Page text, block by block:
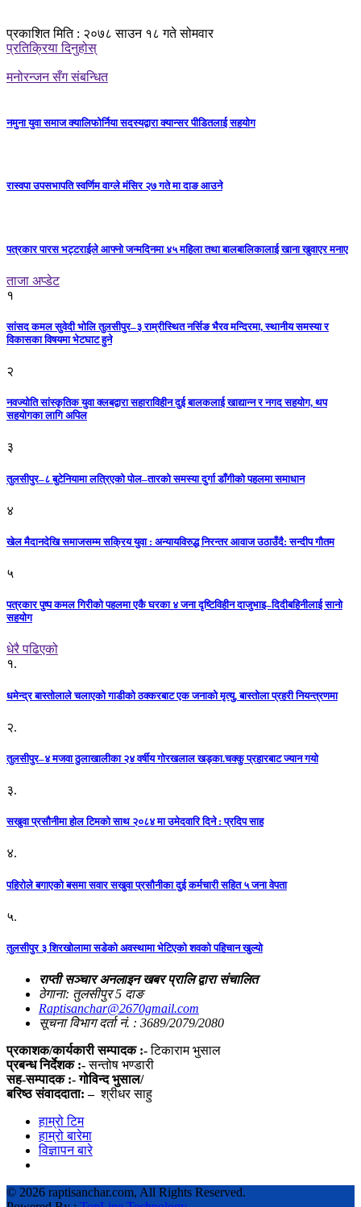
प्रकाशित मिति : २०७८ साउन १८ गते सोमवार
प्रतिक्रिया दिनुहोस्
मनोरन्जन सँग संबन्धित
नमुना युवा समाज क्यालिफोर्निया सदस्यद्वारा क्यान्सर पीडितलाई सहयोग
रास्वपा उपसभापति स्वर्णिम वाग्ले मंसिर २७ गते मा दाङ आउने
पत्रकार पारस भट्टराईले आफ्नो जन्मदिनमा ४५ महिला तथा बालबालिकालाई खाना खुवाएर मनाए
ताजा अप्डेट
१
सांसद कमल सुवेदी भोलि तुलसीपुर–३ राम्रीस्थित नर्सिङ भैरव मन्दिरमा, स्थानीय समस्या र
विकासका विषयमा भेटघाट हुने
२
नवज्योति सांस्कृतिक युवा क्लबद्वारा सहाराविहीन दुई बालकलाई खाद्यान्न र नगद सहयोग, थप
सहयोगका लागि अपिल
३
तुलसीपुर–८ बुटेनियामा लत्रिएको पोल–तारको समस्या दुर्गा डाँगीको पहलमा समाधान
४
खेल मैदानदेखि समाजसम्म सक्रिय युवा : अन्यायविरुद्ध निरन्तर आवाज उठाउँदै: सन्दीप गौतम
५
पत्रकार पुष्प कमल गिरीको पहलमा एकै घरका ४ जना दृष्टिविहीन दाजुभाइ–दिदीबहिनीलाई सानो
सहयोग
धेरै पढिएको
१.
धमेन्द्र बास्तोलाले चलाएको गाडीको ठक्करबाट एक जनाको मृत्यु, बास्तोला प्रहरी नियन्त्रणमा
२.
तुलसीपुर–४ मजवा ठुलाखालीका २४ वर्षीय गोरखलाल खड्का.चक्कु प्रहारबाट ज्यान गयो
३.
सखुवा प्रसौनीमा होल टिमको साथ २०८४ मा उमेदवारि दिने : प्रदिप साह
४.
पहिराेले बगाएकाे बसमा सवार सखुवा प्रसाैनीका दुई कर्मचारी सहित ५ जना वेपता
५.
तुलसीपुर ३ शिरखोलामा सडेको अवस्थामा भेटिएको शवको पहिचान खुल्यो
राप्ती सञ्चार अनलाइन खबर प्रालि द्वारा संचालित
ठेगाना: तुलसीपुर 5 दाङ
Raptisanchar@2670gmail.com
सूचना विभाग दर्ता नं. : 3689/2079/2080
प्रकाशक/कार्यकारी सम्पादक :-टिकाराम भुसाल
प्रबन्ध निर्देशक :-सन्तोष भण्डारी
सह-सम्पादक :- गोविन्द भुसाल/
बरिष्ठ संवाददाता: – श्रीधर साहु
हाम्रो टिम
हाम्रो बारेमा
विज्ञापन बारे
© 2026 raptisanchar.com, All Rights Reserved.